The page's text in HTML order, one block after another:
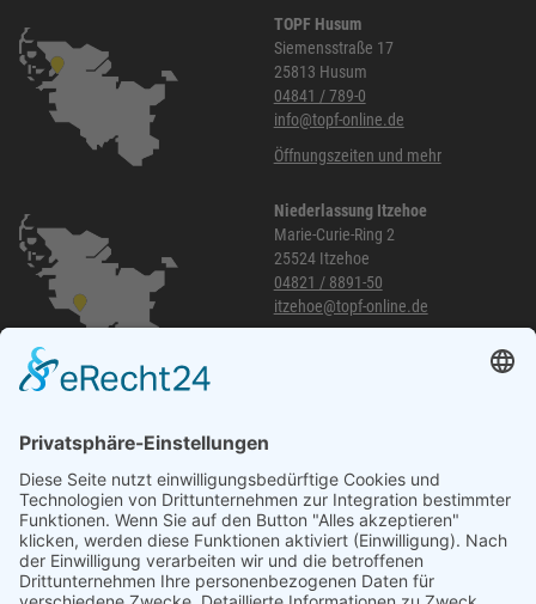
TOPF Husum
Siemensstraße 17
25813 Husum
04841 / 789-0
info@topf-online.de
Öffnungszeiten und mehr
Niederlassung Itzehoe
Marie-Curie-Ring 2
25524 Itzehoe
04821 / 8891-50
itzehoe@topf-online.de
040 / 21 04 04 04-04
glinde@topf-online.de
Öffnungszeiten und mehr